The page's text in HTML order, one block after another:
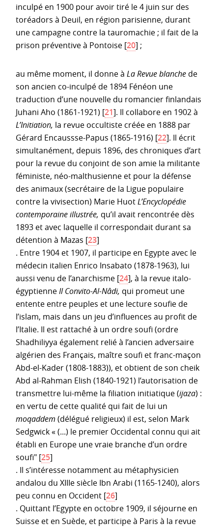
inculpé en 1900 pour avoir tiré le 4 juin sur des
toréadors à Deuil, en région parisienne, durant
une campagne contre la tauromachie ; il fait de la
prison préventive à Pontoise [20] ;
au même moment, il donne à La Revue blanche de
son ancien co-inculpé de 1894 Fénéon une
traduction d’une nouvelle du romancier finlandais
Juhani Aho (1861-1921) [21]. Il collabore en 1902 à
L’Initiation, la revue occultiste créée en 1888 par
Gérard Encaussse-Papus (1865-1916) [22]. Il écrit
simultanément, depuis 1896, des chroniques d’art
pour la revue du conjoint de son amie la militante
féministe, néo-malthusienne et pour la défense
des animaux (secrétaire de la Ligue populaire
contre la vivisection) Marie HuotL’Encyclopédie
contemporaine illustrée, qu’il avait rencontrée dès
1893 et avec laquelle il correspondait durant sa
détention à Mazas [23]
. Entre 1904 et 1907, il participe en Egypte avec le
médecin italien Enrico Insabato (1878-1963), lui
aussi venu de l’anarchisme [24], à la revue italo-
égyptienneIl Convito-Al-Nâdi, qui promeut une
entente entre peuples et une lecture soufie de
l’islam, mais dans un jeu d’influences au profit de
l’Italie. Il est rattaché à un ordre soufi (ordre
Shadhiliyya également relié à l’ancien adversaire
algérien des Français, maître soufi et franc-maçon
Abd-el-Kader (1808-1883)), et obtient de son cheik
Abd al-Rahman Elish (1840-1921) l’autorisation de
transmettre lui-même la filiation initiatique (ijaza) :
en vertu de cette qualité qui fait de lui un
moqaddem (délégué religieux) il est, selon Mark
Sedgwick « (...) le premier Occidental connu qui ait
établi en Europe une vraie branche d’un ordre
soufi" [25]
. Il s’intéresse notamment au métaphysicien
andalou du XIIIe siècle Ibn Arabi (1165-1240), alors
peu connu en Occident [26]
. Quittant l’Egypte en octobre 1909, il séjourne en
Suisse et en Suède, et participe à Paris à la revue